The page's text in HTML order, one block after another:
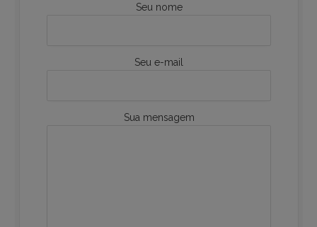
Seu nome
Seu e-mail
Sua mensagem